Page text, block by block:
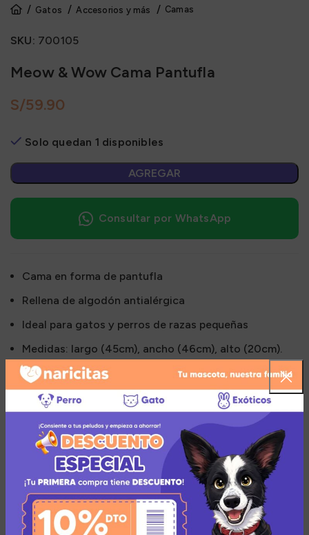
Gatos Accesorios y más Camas
SKU: 700105
Meow & Wow Cama Pantufla
S/
Solo quedan 1 disponibles
AGREGAR
Consultar por WhatsApp
Cama en forma de pantufla
Rellena de algodón antialérgica
Ideal para gatos y perros de razas pequeñas
Medidas: largo (45cm), ancho (46cm), alto (20cm).
Imágenes refereciales.
Colores y diseños sujetos a disponibilidad
Múltiples medios de pago
Añadir a la lista de deseos
Zona de cobertura para el envío